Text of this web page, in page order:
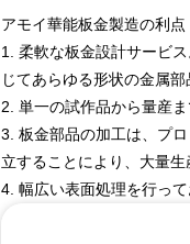
アモイ華能板金製造の利点
1. 柔軟な板金設計サービ
じてあらゆる形状の金属部
2. 単一の試作品から量産
3. 板金部品の加工は、プ
立することにより、大量生
4. 幅広い表面処理を行っ